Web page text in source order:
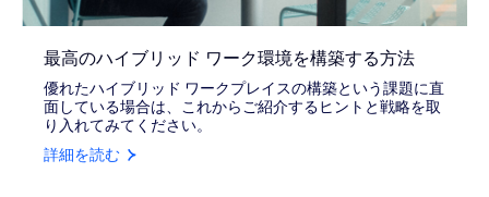
最高のハイブリッド ワーク環境を構築する方法
優れたハイブリッド ワークプレイスの構築という課題に直
面している場合は、これからご紹介するヒントと戦略を取
り入れてみてください。
詳細を読む